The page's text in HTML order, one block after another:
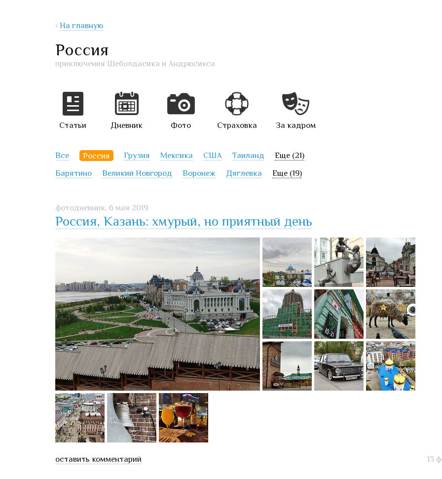
‹ На главную
Россия
приключения Шеболдасика и Андрюсикса
Статьи Дневник Фото Страховка За кадром
Все Россия Грузия Мексика США Таиланд
Еще (21)
Барятино
Великий Новгород Воронеж Дяглевка Еще (19)
фотодневник, 6 мая 2019
Россия, Казань: хмурый, но приятный день
оставить комментарий 13